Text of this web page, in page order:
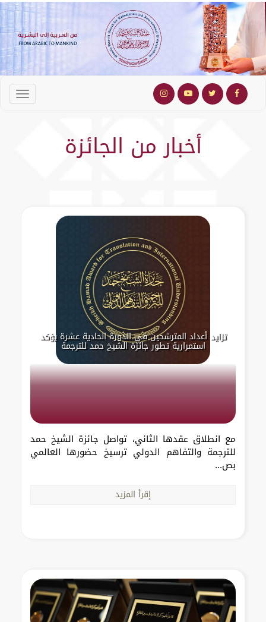
أخبار من الجائزة
تزايد أعداد المترشحين في الدورة الحادية عشرة يؤكد
استمرارية تطور جائزة الشيخ حمد للترجمة
مع انطلاق عقدها الثاني، تواصل جائزة الشيخ حمد
للترجمة والتفاهم الدولي ترسيخ حضورها العالمي
بص...
إقرأ المزيد